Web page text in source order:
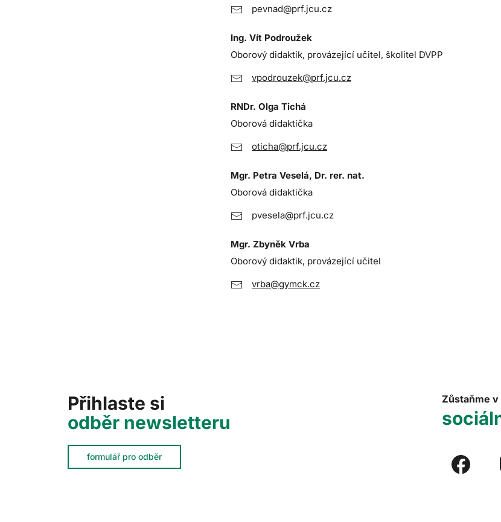
pevnad@prf.jcu.cz
Ing. Vít Podroužek
Oborový didaktik, provázející učitel, školitel DVPP
vpodrouzek@prf.jcu.cz
RNDr. Olga Tichá
Oborová didaktička
oticha@prf.jcu.cz
Mgr. Petra Veselá, Dr. rer. nat.
Oborová didaktička
pvesela@prf.jcu.cz
Mgr. Zbyněk Vrba
Oborový didaktik, provázející učitel
vrba@gymck.cz
Přihlaste si
odběr newsletteru
formulář pro odběr
Zůstaňme